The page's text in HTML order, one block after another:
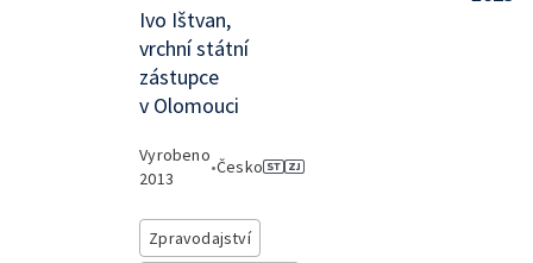
Ivo Ištvan,
vrchní státní
zástupce
v Olomouci
Vyrobeno
2013
•Česko
Zpravodajství